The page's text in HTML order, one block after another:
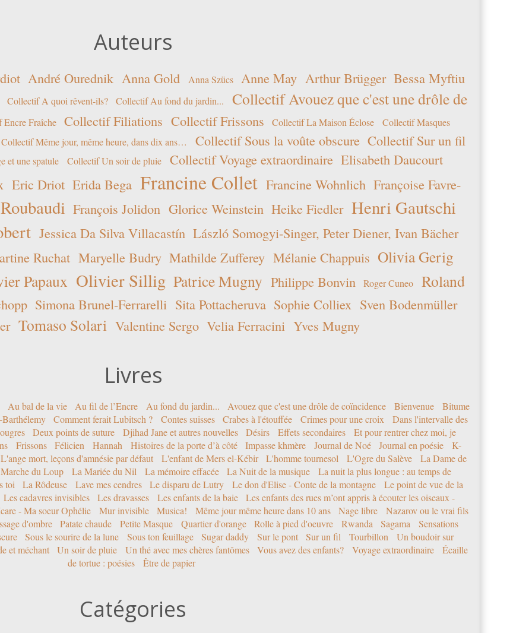
Auteurs
André Ourednik Anna Gold Anna Szücs Anne May Arthur Brügger Bessa Myftiu
Collectif A quoi rêvent-ils? Collectif Au fond du jardin... Collectif Avouez que c'est une drôle de
Fraîche Collectif Filiations Collectif Frissons Collectif La Maison Éclose
Collectif Masques
Collectif Même jour, même heure, dans dix ans…
Collectif Sous la voûte obscure Collectif Sur un fil
et une spatule Collectif Un soir de pluie Collectif Voyage extraordinaire Elisabeth Daucourt
Eric Driot Erida Bega Francine Collet Francine Wohnlich Françoise Favre-
François Jolidon Glorice Weinstein Heike Fiedler Henri Gautschi
Jessica Da Silva Villacastín László Somogyi-Singer, Peter Diener, Ivan Bächer
Ruchat Maryelle Budry Mathilde Zufferey Mélanie Chappuis Olivia Gerig
Papaux Olivier Sillig Patrice Mugny Philippe Bonvin Roger Cuneo Roland
Simona Brunel-Ferrarelli Sita Pottacheruva Sophie Colliex Sven Bodenmüller
Tomaso Solari Valentine Sergo Velia Ferracini Yves Mugny
Livres
Au bal de la vie Au fil de l’Encre Au fond du jardin... Avouez que c'est une drôle de coïncidence Bienvenue
Bitume
Comment ferait Lubitsch ? Contes suisses Crabes à l'étouffée Crimes pour une croix
Dans l'intervalle des
Deux points de suture Djihad Jane et autres nouvelles Désirs Effets secondaires
Et pour rentrer chez moi, je
Frissons Félicien Hannah Histoires de la porte d’à côté Impasse khmère Journal de Noé Journal en poésie
K-
L'ange mort, leçons d'amnésie par défaut
L'enfant de Mers el-Kébir L'homme tournesol L'Ogre du Salève
La Dame de
du Loup
La Mariée du Nil La mémoire effacée La Nuit de la musique
La nuit la plus longue : au temps de
toi
La Rôdeuse Lave mes cendres Le disparu de Lutry Le don d'Elise - Conte de la montagne
Le point de vue de la
Les cadavres invisibles
Les dravasses Les enfants de la baie
Les enfants des rues m’ont appris à écouter les oiseaux -
- Ma soeur Ophélie
Mur invisible Musica! Même jour même heure dans 10 ans Nage libre
Nazarov ou le vrai fils
d'ombre
Patate chaude Petite Masque Quartier d'orange Rolle à pied d'oeuvre Rwanda Sagama
Sensations
Sous le sourire de la lune Sous ton feuillage Sugar daddy Sur le pont Sur un fil Tourbillon
Un boudoir sur
et méchant
Un soir de pluie Un thé avec mes chères fantômes Vous avez des enfants? Voyage extraordinaire
Écaille
de tortue : poésies
Être de papier
Catégories